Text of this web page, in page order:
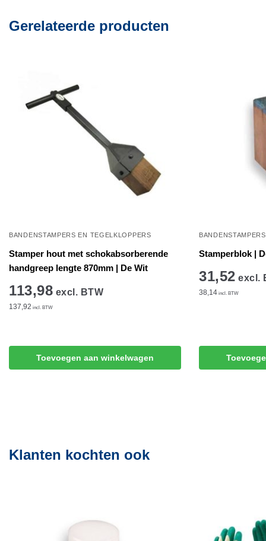
Gerelateerde producten
BANDENSTAMPERS EN TEGELKLOPPERS
Stamper hout met schokabsorberende
handgreep lengte 870mm | De Wit
113,98 excl. BTW
137,92 incl. BTW
Toevoegen aan winkelwagen
Stamperblok |
31,52 excl.
38,14 incl. BTW
Klanten kochten ook